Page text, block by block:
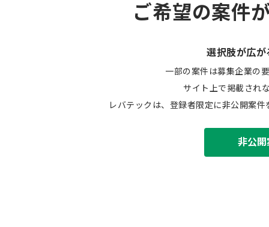
ご希望の案件
選択肢が広が
一部の案件は募集企業の
サイト上で掲載され
レバテックは、登録者限定に非公開案
非公